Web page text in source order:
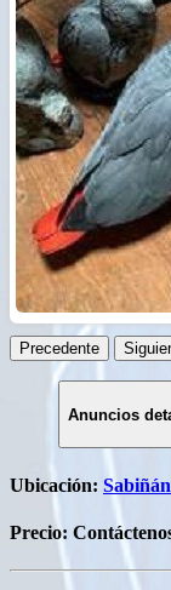
हिन्दी
বাংলা
简体
日本語
ไทย
Precedente
Anuncios
Ubicación:
Precio: